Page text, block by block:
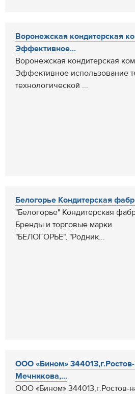
Воронежская кондитерская
Эффективное...
Воронежская кондитерская
Эффективное использование
технологической ...
Белогорье Кондитерская
"Белогорье" Кондитерская
Бренды и торговые марки
"БЕЛОГОРЬЕ", "Родник...
ООО «Бином»
Мечникова,...
ООО «Бином» 344013,г.Ростов-